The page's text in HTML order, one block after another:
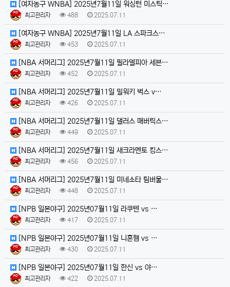
[여자농구 WNBA] 2025년7월11일 워싱턴 미스틱…
최고관리자 488 2025.07.11
[여자농구 WNBA] 2025년7월11일 LA 스파크스…
최고관리자 453 2025.07.11
[NBA 서머리그] 2025년7월11일 필라델피아 세븐…
최고관리자 452 2025.07.11
[NBA 서머리그] 2025년7월11일 밀워키 벅스 v…
최고관리자 426 2025.07.11
[NBA 서머리그] 2025년7월11일 댈러스 매버릭스…
최고관리자 449 2025.07.11
[NBA 서머리그] 2025년7월11일 새크라멘토 킹스…
최고관리자 456 2025.07.11
[NBA 서머리그] 2025년7월11일 미네소타 팀버울…
최고관리자 448 2025.07.11
[NPB 일본야구] 2025년07월11일 라쿠텐 vs …
최고관리자 417 2025.07.11
[NPB 일본야구] 2025년07월11일 니혼햄 vs …
최고관리자 430 2025.07.11
[NPB 일본야구] 2025년07월11일 한신 vs 야…
최고관리자 422 2025.07.11